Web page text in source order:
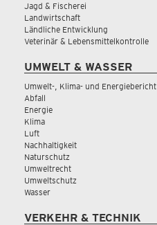
Jagd & Fischerei
Landwirtschaft
Ländliche Entwicklung
Veterinär & Lebensmittelkontrolle
UMWELT & WASSER
Umwelt-, Klima- und Energiebericht
Abfall
Energie
Klima
Luft
Nachhaltigkeit
Naturschutz
Umweltrecht
Umweltschutz
Wasser
VERKEHR & TECHNIK